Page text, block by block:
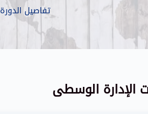
تفاصيل الدورة
الإدارة الوسطى